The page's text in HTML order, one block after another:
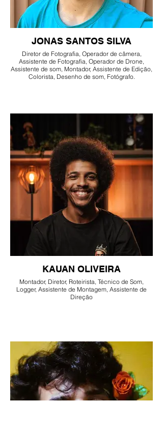
JONAS SANTOS SILVA
Diretor de Fotografia, Operador de câmera,
Assistente de Fotografia, Operador de Drone,
Assistente de som, Montador, Assistente de Edição,
Colorista, Desenho de som, Fotógrafo.
KAUAN OLIVEIRA
Montador, Diretor, Roteirista, Técnico de Som,
Logger, Assistente de Montagem, Assistente de
Direção